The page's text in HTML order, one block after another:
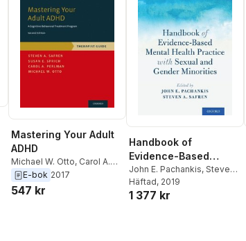
Mastering Your Adult
ADHD
Michael W. Otto, Carol A.
Perlman, Susan E. Sprich
Steven A. Safren
E-bok 2017
547 kr
Handbook of
Evidence-Based
Mental Health
Practice with Sexual
and Gender Minorities
John E. Pachankis, Steven
A. Safren
Häftad, 2019
1 377 kr